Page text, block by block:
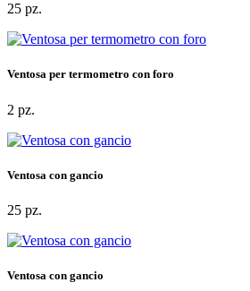
25 pz.
Ventosa per termometro con foro
2 pz.
Ventosa con gancio
25 pz.
Ventosa con gancio